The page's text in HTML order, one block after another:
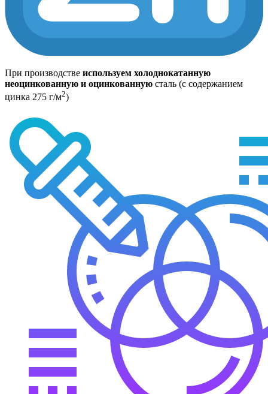
При производстве используем холоднокатанную
неоцинкованную и оцинкованную сталь (с содержанием
цинка 275 г/м2)